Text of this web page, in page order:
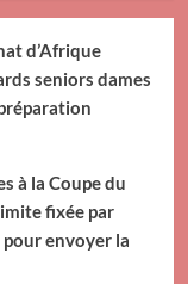
d’Afrique
seniors dames
à la Coupe du
fixée par
envoyer la